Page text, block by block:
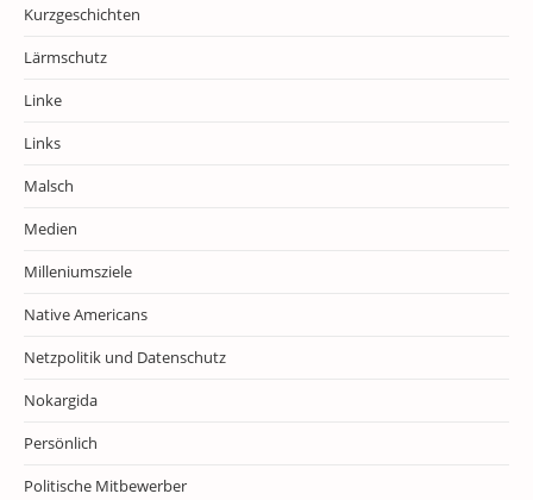
Kurzgeschichten
Lärmschutz
Linke
Links
Malsch
Medien
Milleniumsziele
Native Americans
Netzpolitik und Datenschutz
Nokargida
Persönlich
Politische Mitbewerber